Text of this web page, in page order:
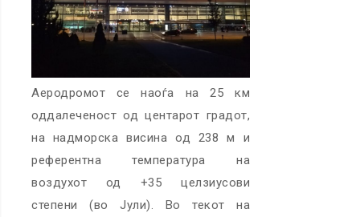
Аеродромот се наоѓа на 25 км
оддалеченост од центарот градот,
на надморска висина од 238 м и
референтна температура на
воздухот од +35 целзиусови
степени (во Јули). Во текот на